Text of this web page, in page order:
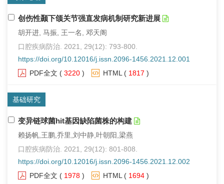
创伤性颞下颌关节强直发病机制研究新进展
胡开进, 马振, 王一名, 邓天阁
口腔疾病防治. 2021, 29(12): 793-800.
https://doi.org/10.12016/j.issn.2096-1456.2021.12.001
PDF全文 ( 3220 ) HTML ( 1817 )
基础研究
变异链球菌hit基因缺陷菌株的构建
赖扬帆,王鹏,乔里,刘中静,叶朝阳,梁燕
口腔疾病防治. 2021, 29(12): 801-808.
https://doi.org/10.12016/j.issn.2096-1456.2021.12.002
PDF全文 ( 1978 ) HTML ( 1694 )